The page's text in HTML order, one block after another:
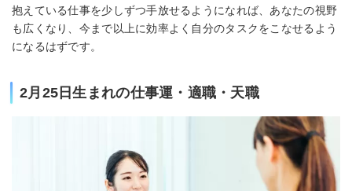
抱えている仕事を少しずつ手放せるようになれば、あなたの視野
も広くなり、今まで以上に効率よく自分のタスクをこなせるよう
になるはずです。
2月25日生まれの仕事運・適職・天職